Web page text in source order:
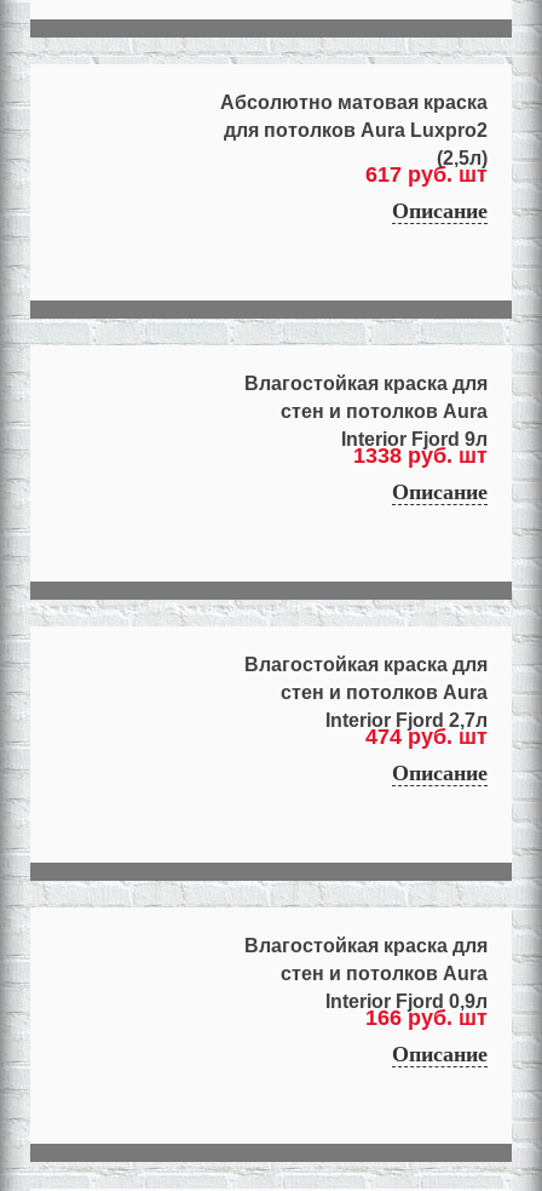
Абсолютно матовая краска
для потолков Aura Luxpro2
(2,5л)
617 руб. шт
Описание
Влагостойкая краска для
стен и потолков Aura
Interior Fjord 9л
1338 руб. шт
Описание
Влагостойкая краска для
стен и потолков Aura
Interior Fjord 2,7л
474 руб. шт
Описание
Влагостойкая краска для
стен и потолков Aura
Interior Fjord 0,9л
166 руб. шт
Описание